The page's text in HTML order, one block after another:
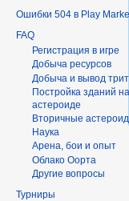
Ошибки 504 в Play
FAQ
Регистрация в игре
Добыча ресурсов
Добыча и вывод
Постройка зданий на
астероиде
Вторичныe
Hаука
Арена, бои и опыт
Облако Оорта
Другие вопросы
Турниры